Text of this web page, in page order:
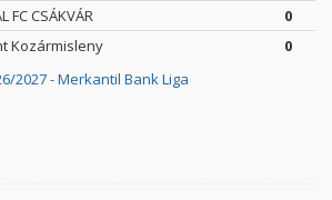
2027 - Merkantil Bank Liga
FC CSÁKVÁR
0
Kozármisleny 0